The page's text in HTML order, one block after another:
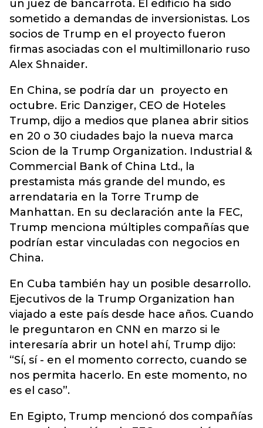
un juez de bancarrota. El edificio ha sido
sometido a demandas de inversionistas. Los
socios de Trump en el proyecto fueron
firmas asociadas con el multimillonario ruso
Alex Shnaider.
En China, se podría dar un proyecto en
octubre. Eric Danziger, CEO de Hoteles
Trump, dijo a medios que planea abrir sitios
en 20 o 30 ciudades bajo la nueva marca
Scion de la Trump Organization. Industrial &
Commercial Bank of China Ltd., la
prestamista más grande del mundo, es
arrendataria en la Torre Trump de
Manhattan. En su declaración ante la FEC,
Trump menciona múltiples compañías que
podrían estar vinculadas con negocios en
China.
En Cuba también hay un posible desarrollo.
Ejecutivos de la Trump Organization han
viajado a este país desde hace años. Cuando
le preguntaron en CNN en marzo si le
interesaría abrir un hotel ahí, Trump dijo:
“Sí, sí - en el momento correcto, cuando se
nos permita hacerlo. En este momento, no
es el caso”.
En Egipto, Trump mencionó dos compañías